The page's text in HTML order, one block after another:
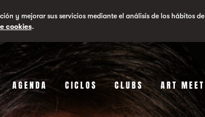
y mejorar sus servicios mediante el análisis de los hábitos
cookies.
AGENDA CICLOS CLUBS ART